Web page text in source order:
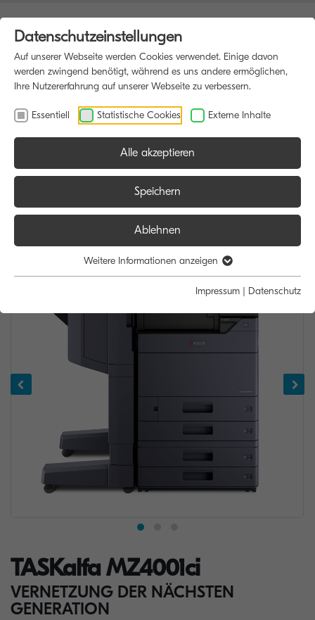
TASKalfa MZ4001ci
VERNETZUNG DER NÄCHSTEN
GENERATION
Datenschutzeinstellungen
Auf unserer Webseite werden Cookies verwendet. Einige davon
werden zwingend benötigt, während es uns andere ermöglichen,
Ihre Nutzererfahrung auf unserer Webseite zu verbessern.
Essentiell Statistische Cookies Externe Inhalte
Alle akzeptieren
Speichern
Ablehnen
Weitere Informationen anzeigen
Impressum | Datenschutz